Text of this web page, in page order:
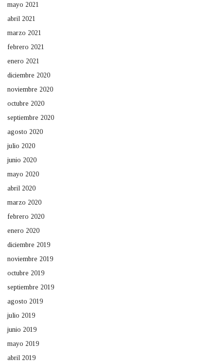
mayo 2021
abril 2021
marzo 2021
febrero 2021
enero 2021
diciembre 2020
noviembre 2020
octubre 2020
septiembre 2020
agosto 2020
julio 2020
junio 2020
mayo 2020
abril 2020
marzo 2020
febrero 2020
enero 2020
diciembre 2019
noviembre 2019
octubre 2019
septiembre 2019
agosto 2019
julio 2019
junio 2019
mayo 2019
abril 2019